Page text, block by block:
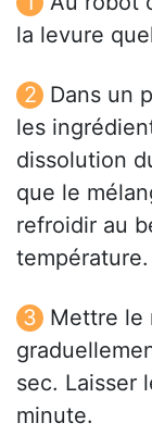
la levure
Dans un
les
dissolution
que le
refroidir au
température.
Mettre le
sec. Laisser
minute.